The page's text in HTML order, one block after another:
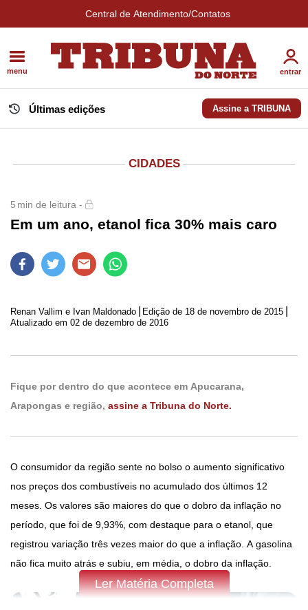
Central de Atendimento/Contatos
menu entrar
Últimas edições Assine a TRIBUNA
CIDADES
5 min de leitura -
Em um ano, etanol fica 30% mais caro
Renan Vallim e Ivan Maldonado Edição de 18 de novembro de 2015
Atualizado em 02 de dezembro de 2016
Fique por dentro do que acontece em Apucarana,
Arapongas e região, assine a Tribuna do Norte.
O consumidor da região sente no bolso o aumento significativo
nos preços dos combustíveis no acumulado dos últimos 12
meses. Os valores são maiores do que o dobro da inflação no
período, que foi de 9,93%, com destaque para o etanol, que
registrou variação três vezes maior do que a inflação. A gasolina
não fica muito atrás e subiu, em média, o dobro da inflação.
Ler Matéria Completa